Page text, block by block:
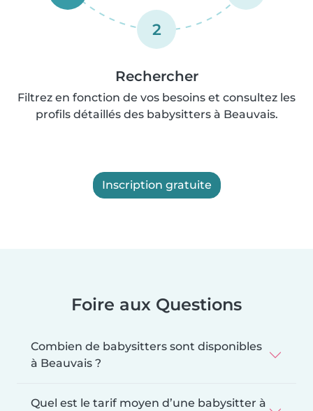
2
Rechercher
Filtrez en fonction de vos besoins et consultez les
profils détaillés des babysitters à Beauvais.
Inscription gratuite
Foire aux Questions
Combien de babysitters sont disponibles
à Beauvais ?
Quel est le tarif moyen d’une babysitter à